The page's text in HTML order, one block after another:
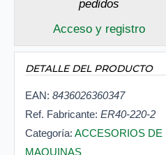
pedidos
Acceso y registro
DETALLE DEL PRODUCTO
EAN: 8436026360347
Ref. Fabricante: ER40-220-2
Categoría: ACCESORIOS DE
MAQUINAS